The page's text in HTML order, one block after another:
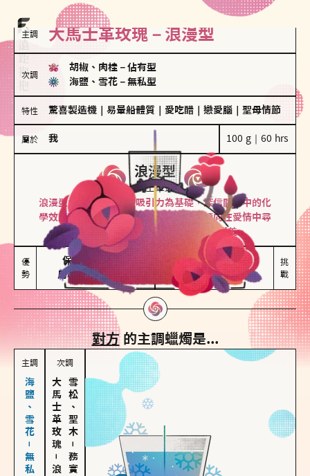
主調 大馬士革玫瑰－浪漫型
次調
胡椒、肉桂 － 佔有型
海鹽、雪花 － 無私型
特性 驚喜製造機 易暈船體質 愛吃醋 戀愛腦 聖母情節
屬於 我 100 g｜60 hrs
浪漫型
大馬士革玫瑰
浪漫型的人以激情與性吸引力為基礎，深信關係中的化
學效應，認為每次相遇都是命中註定。傾向在愛情中尋
找火花，經常表達對另一半的愛意和讚美。
優
勢
保持戀愛新鮮感
用心策劃浪漫驚喜
情緒起伏較大
感情中較需要關注
挑
戰
對方的主調蠟燭是...
主調
海鹽、雪花－無私型
次調
大馬士革玫瑰
－
雪松、聖木
－